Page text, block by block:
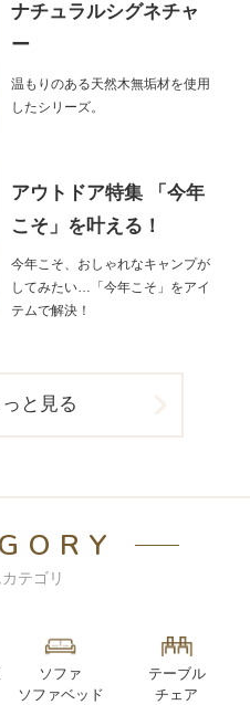
ナチュラルシグネチャ
ー
温もりのある天然木無垢材を使用
したシリーズ。
アウトドア特集 「今年
こそ」を叶える！
今年こそ、おしゃれなキャンプが
してみたい…「今年こそ」をアイ
テムで解決！
と見る
テゴリ
ソファ
ソファベッド
テーブル
チェア